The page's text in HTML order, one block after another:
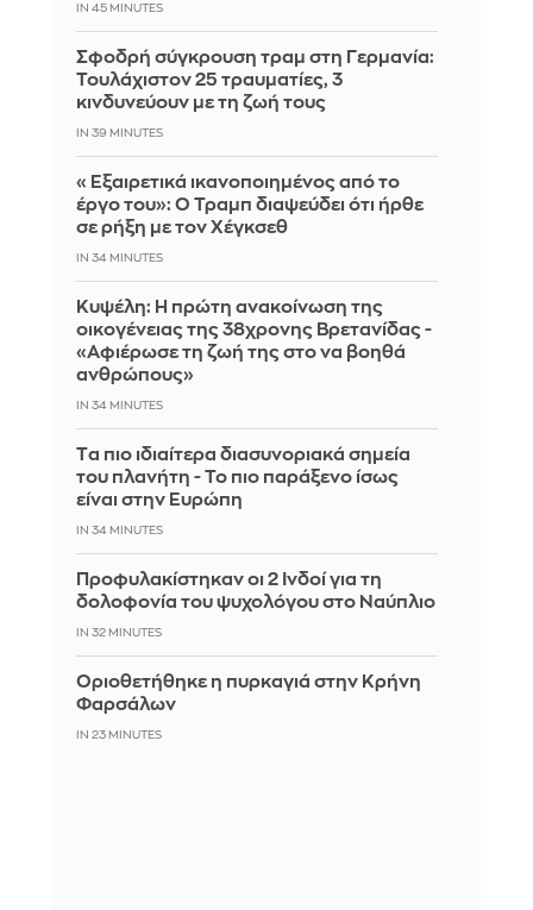
IN 45 MINUTES
Σφοδρή σύγκρουση τραμ στη Γερμανία:
Τουλάχιστον 25 τραυματίες, 3
κινδυνεύουν με τη ζωή τους
IN 39 MINUTES
«Εξαιρετικά ικανοποιημένος από το
έργο του»: Ο Τραμπ διαψεύδει ότι ήρθε
σε ρήξη με τον Χέγκσεθ
IN 34 MINUTES
Κυψέλη: Η πρώτη ανακοίνωση της
οικογένειας της 38χρονης Βρετανίδας -
«Αφιέρωσε τη ζωή της στο να βοηθά
ανθρώπους»
IN 34 MINUTES
Tα πιο ιδιαίτερα διασυνοριακά σημεία
του πλανήτη - Το πιο παράξενο ίσως
είναι στην Ευρώπη
IN 34 MINUTES
Προφυλακίστηκαν οι 2 Ινδοί για τη
δολοφονία του ψυχολόγου στο Ναύπλιο
IN 31 MINUTES
Οριοθετήθηκε η πυρκαγιά στην Κρήνη
Φαρσάλων
IN 23 MINUTES